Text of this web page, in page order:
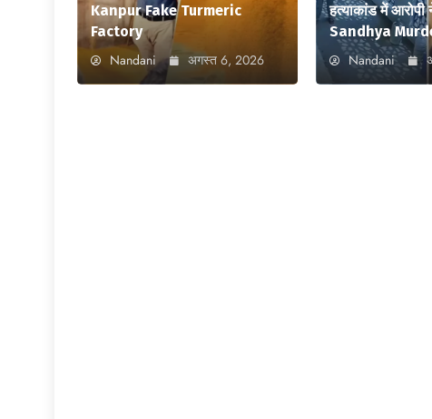
Kanpur Fake Turmeric
Factory
Nandani अगस्त 6, 2026
हत्याकांड में
Sandhya
Nandani